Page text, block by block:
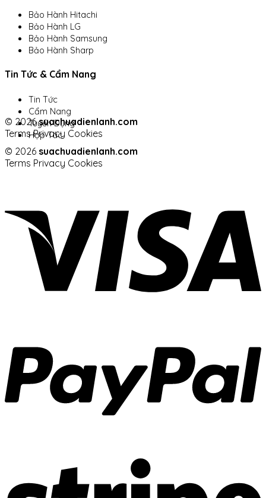
Bảo Hành Hitachi
Bảo Hành LG
Bảo Hành Samsung
Bảo Hành Sharp
Tin Tức & Cẩm Nang
Tin Tức
Cẩm Nang
Tuyển Dụng
Hợp Tác
© 2026suachuadienlanh.com
Terms Privacy Cookies
© 2026 suachuadienlanh.com
Terms Privacy Cookies